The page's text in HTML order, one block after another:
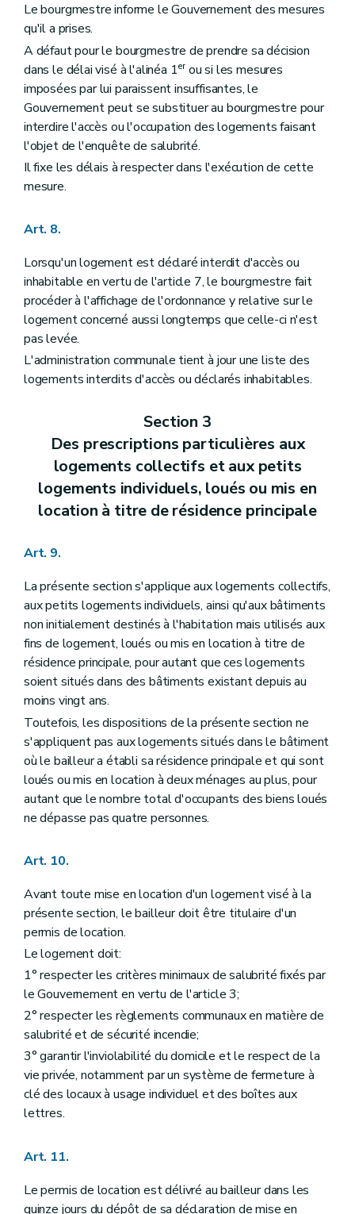
Le bourgmestre informe le Gouvernement des mesures
qu'il a prises.
A défaut pour le bourgmestre de prendre sa décision
dans le délai visé à l'alinéa 1erou si les mesures
imposées par lui paraissent insuffisantes, le
Gouvernement peut se substituer au bourgmestre pour
interdire l'accès ou l'occupation des logements faisant
l'objet de l'enquête de salubrité.
Il fixe les délais à respecter dans l'exécution de cette
mesure.
Art. 8.
Lorsqu'un logement est déclaré interdit d'accès ou
inhabitable en vertu de l'article 7, le bourgmestre fait
procéder à l'affichage de l'ordonnance y relative sur le
logement concerné aussi longtemps que celle-ci n'est
pas levée.
L'administration communale tient à jour une liste des
logements interdits d'accès ou déclarés inhabitables.
Section 3
Des prescriptions particulières aux
logements collectifs et aux petits
logements individuels, loués ou mis en
location à titre de résidence principale
Art. 9.
La présente section s'applique aux logements collectifs,
aux petits logements individuels, ainsi qu'aux bâtiments
non initialement destinés à l'habitation mais utilisés aux
fins de logement, loués ou mis en location à titre de
résidence principale, pour autant que ces logements
soient situés dans des bâtiments existant depuis au
moins vingt ans.
Toutefois, les dispositions de la présente section ne
s'appliquent pas aux logements situés dans le bâtiment
où le bailleur a établi sa résidence principale et qui sont
loués ou mis en location à deux ménages au plus, pour
autant que le nombre total d'occupants des biens loués
ne dépasse pas quatre personnes.
Art. 10.
Avant toute mise en location d'un logement visé à la
présente section, le bailleur doit être titulaire d'un
permis de location.
Le logement doit:
1° respecter les critères minimaux de salubrité fixés par
le Gouvernement en vertu de l'article 3;
2° respecter les règlements communaux en matière de
salubrité et de sécurité incendie;
3° garantir l'inviolabilité du domicile et le respect de la
vie privée, notamment par un système de fermeture à
clé des locaux à usage individuel et des boîtes aux
lettres.
Art. 11.
Le permis de location est délivré au bailleur dans les
quinze jours du dépôt de sa déclaration de mise en